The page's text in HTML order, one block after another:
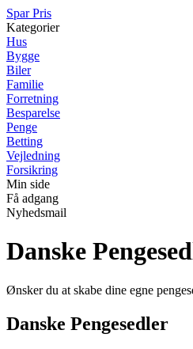
Spar Pris
Kategorier
Hus
Bygge
Biler
Familie
Forretning
Besparelse
Penge
Betting
Vejledning
Forsikring
Min side
Få adgang
Nyhedsmail
Danske
Ønsker du at skabe dine egne
Danske Pengesedler